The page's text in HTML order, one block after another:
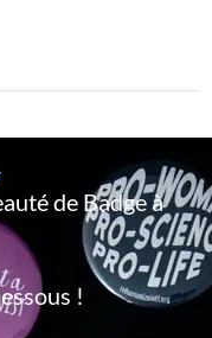
de Badge à
!